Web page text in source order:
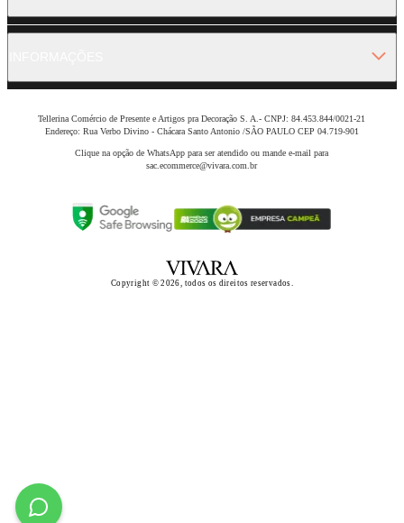
Tellerina Comércio de Presente e Artigos pra Decoração S. A.- CNPJ: 84.453.844/0021-21
Endereço: Rua Verbo Divino - Chácara Santo Antonio /SÃO PAULO CEP 04.719-901
Clique na opção de WhatsApp para ser atendido ou mande e-mail para
sac.ecommerce@vivara.com.br
Copyright © 2026, todos os direitos reservados.